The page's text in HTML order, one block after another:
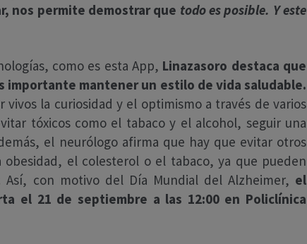
nos permite demostrar que todo es posible. Y este
como es esta App, Linazasoro destaca que
importante mantener un estilo de vida saludable.
la curiosidad y el optimismo a través de varios
tóxicos como el tabaco y el alcohol, seguir una
el neurólogo afirma que hay que evitar otros
el colesterol o el tabaco, ya que pueden
con motivo del Día Mundial del Alzheimer, el
el 21 de septiembre a las 12:00 en Policlínica